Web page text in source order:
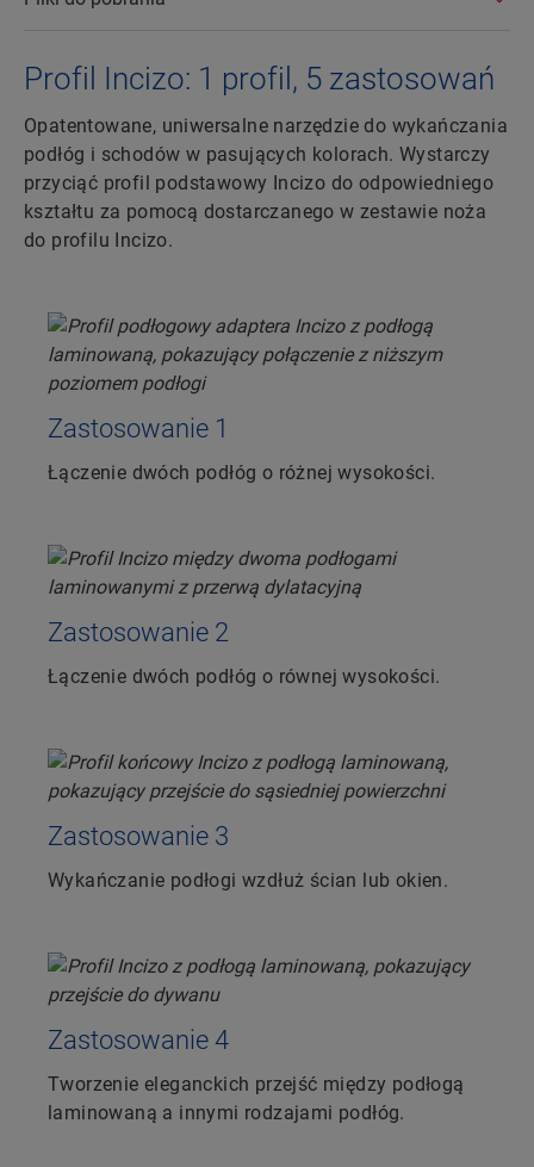
Profil Incizo: 1 profil, 5 zastosowań
Opatentowane, uniwersalne narzędzie do wykańczania
podłóg i schodów w pasujących kolorach. Wystarczy
przyciąć profil podstawowy Incizo do odpowiedniego
kształtu za pomocą dostarczanego w zestawie noża
do profilu Incizo.
Zastosowanie 1
Łączenie dwóch podłóg o różnej wysokości.
Zastosowanie 2
Łączenie dwóch podłóg o równej wysokości.
Zastosowanie 3
Wykańczanie podłogi wzdłuż ścian lub okien.
Zastosowanie 4
Tworzenie eleganckich przejść między podłogą
laminowaną a innymi rodzajami podłóg.